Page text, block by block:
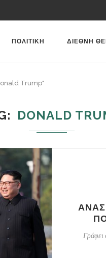
ΠΟΛΙΤΙΚΗ ΔΙΕΘΝΗ
Trump"
DONALD
Γράφει